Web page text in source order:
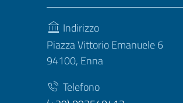
Indirizzo
Piazza Vittorio Emanuele 6
94100, Enna
Telefono